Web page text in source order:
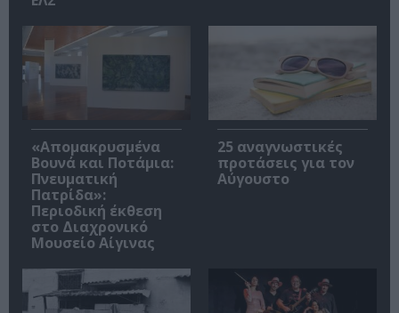
«Απομακρυσμένα
Βουνά και Ποτάμια:
Πνευματική
Πατρίδα»:
Περιοδική έκθεση
στο Διαχρονικό
Μουσείο Αίγινας
25 αναγνωστικές
προτάσεις για τον
Αύγουστο